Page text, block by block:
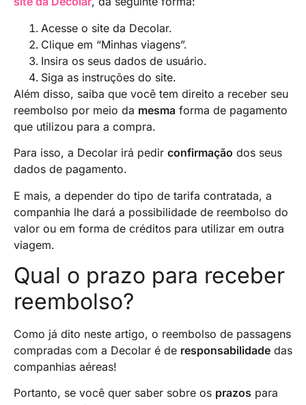
Acesse o site da Decolar.
Clique em “Minhas viagens”.
Insira os seus dados de usuário.
Siga as instruções do site.
Além disso, saiba que você tem direito a receber seu
reembolso por meio da mesma forma de pagamento
que utilizou para a compra.
Para isso, a Decolar irá pedir confirmação dos seus
dados de pagamento.
E mais, a depender do tipo de tarifa contratada, a
companhia lhe dará a possibilidade de reembolso do
valor ou em forma de créditos para utilizar em outra
viagem.
Qual o prazo para receber
reembolso?
Como já dito neste artigo, o reembolso de passagens
compradas com a Decolar é de responsabilidade das
companhias aéreas!
Portanto, se você quer saber sobre os prazos para